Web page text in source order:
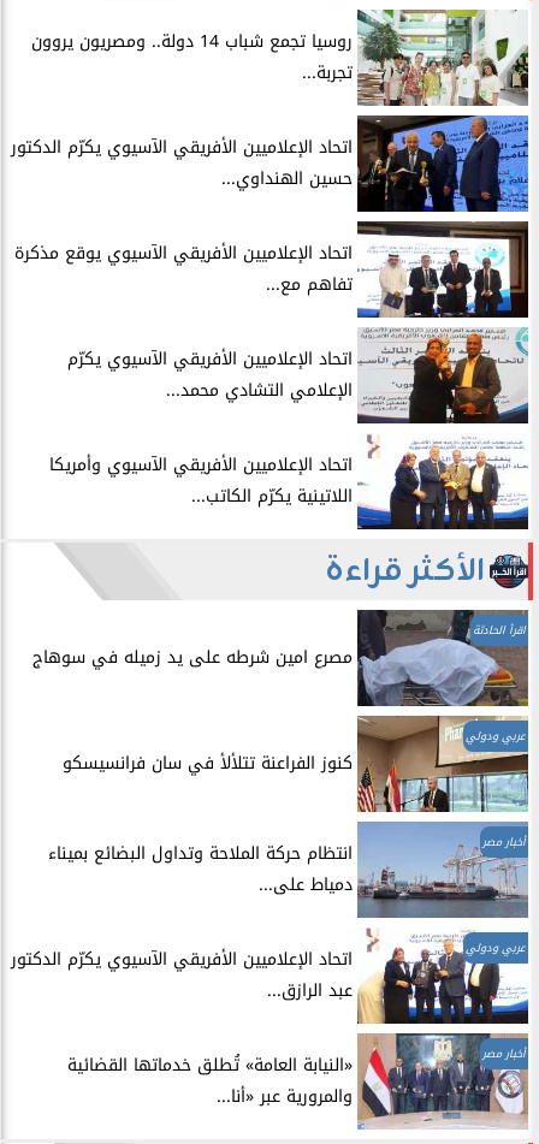
روسيا تجمع شباب 14 دولة.. ومصريون يروون
تجربة...
اتحاد الإعلاميين الأفريقي الآسيوي يكرّم الدكتور
حسين الهنداوي...
اتحاد الإعلاميين الأفريقي الآسيوي يوقع مذكرة
تفاهم مع...
اتحاد الإعلاميين الأفريقي الآسيوي يكرّم
الإعلامي التشادي محمد...
اتحاد الإعلاميين الأفريقي الآسيوي وأمريكا
اللاتينية يكرّم الكاتب...
الأكثر قراءة
اقرأ الحادثة
مصرع امين شرطه على يد زميله في سوهاج
عربي ودولي
​كنوز الفراعنة تتلألأ في سان فرانسيسكو
أخبار مصر
انتظام حركة الملاحة وتداول البضائع بميناء
دمياط على...
عربي ودولي
اتحاد الإعلاميين الأفريقي الآسيوي يكرّم الدكتور
عبد الرازق...
أخبار مصر
​«النيابة العامة» تُطلق خدماتها القضائية
والمرورية عبر «أنا...